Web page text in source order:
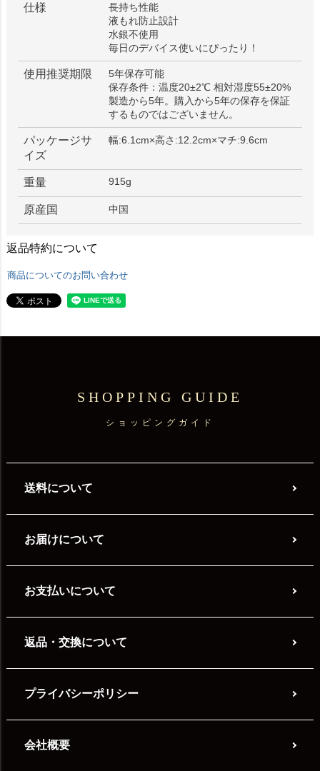
仕様
長持ち性能
液もれ防止設計
水銀不使用
毎日のデバイス使いにぴったり！
使用推奨期限
5年保存可能
保存条件：温度20±2℃ 相対湿度55±20%
製造から5年。購入から5年の保存を保証
するものではございません。
パッケージサ
イズ
幅:6.1cm×高さ:12.2cm×マチ:9.6cm
重量 915g
原産国 中国
返品特約について
商品についてのお問い合わせ
SHOPPING GUIDE
ショッピングガイド
送料について
お届けについて
お支払いについて
返品・交換について
プライバシーポリシー
会社概要